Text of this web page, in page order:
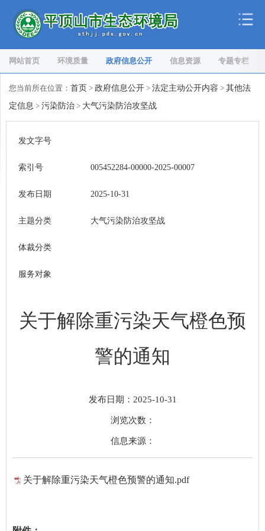
网站首页 环境质量 政府信息公开 信息资源 专题专栏
您当前所在位置： 首页 > 政府信息公开 > 法定主动公开内容 > 其他法
定信息 > 污染防治 > 大气污染防治攻坚战
发文字号
索引号 005452284-00000-2025-00007
发布日期 2025-10-31
主题分类 大气污染防治攻坚战
体裁分类
服务对象
关于解除重污染天气橙色预
警的通知
发布日期：2025-10-31
浏览次数：
信息来源：
关于解除重污染天气橙色预警的通知.pdf